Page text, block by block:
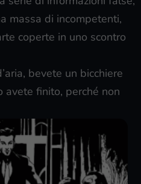
massa di incompetenti,
coperte in uno scontro
bevete un bicchiere
avete finito, perché non